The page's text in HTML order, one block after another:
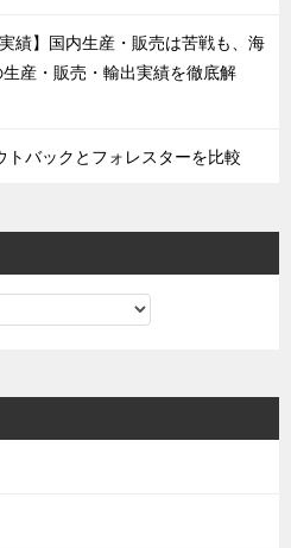
績】国内生産・販売は苦戦も、海
産・販売・輸出実績を徹底解
トバックとフォレスターを比較